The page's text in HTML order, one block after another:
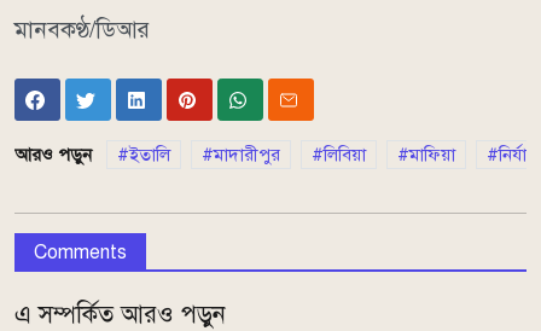
মানবকণ্ঠ/ডিআর
আরও পড়ুন ইতালি মাদারীপুর লিবিয়া মাফিয়া
Comments
এ সম্পর্কিত আরও পড়ুন